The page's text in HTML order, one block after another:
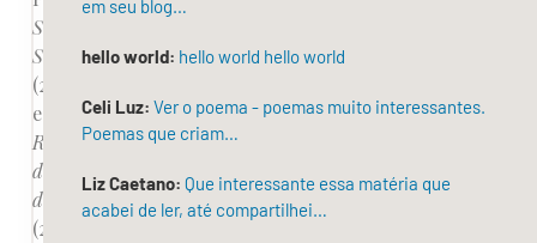
Sob
Silêncio
(2015)
e
Reverso
dos
dias
(2017).
em seu blog…
hello world: hello world hello world
Celi Luz: Ver o poema - poemas muito interessantes.
Poemas que criam…
Liz Caetano: Que interessante essa matéria que
acabei de ler, até compartilhei…